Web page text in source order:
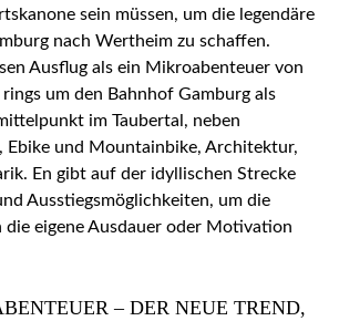
sein müssen, um die legendäre
nach Wertheim zu schaffen.
Ausflug als ein Mikroabenteuer von
um den Bahnhof Gamburg als
im Taubertal, neben
Ebike und Mountainbike, Architektur,
En gibt auf der idyllischen Strecke
Ausstiegsmöglichkeiten, um die
die eigene Ausdauer oder Motivation
– DER NEUE TREND,